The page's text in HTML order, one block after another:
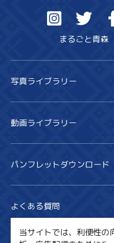
まるごと青森
写真ライブラリー
動画ライブラリー
パンフレットダウンロード
よくある質問
当サイトでは、利便性の